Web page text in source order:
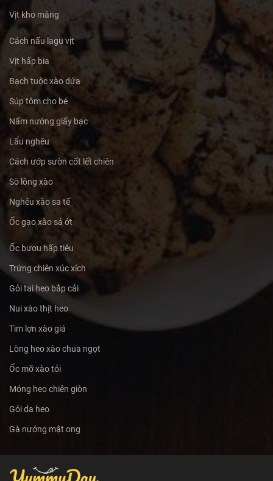
Vịt kho măng
Cách nấu lagu vịt
Vịt hấp bia
Bạch tuộc xào dứa
Súp tôm cho bé
Nấm nướng giấy bạc
Lẩu nghêu
Cách ướp sườn cốt lết chiên
Sò lông xào
Nghêu xào sa tế
Ốc gạo xào sả ớt
Ốc bươu hấp tiêu
Trứng chiên xúc xích
Gỏi tai heo bắp cải
Nui xào thịt heo
Tim lợn xào giá
Lòng heo xào chua ngọt
Ốc mỡ xào tỏi
Móng heo chiên giòn
Gỏi da heo
Gà nướng mật ong